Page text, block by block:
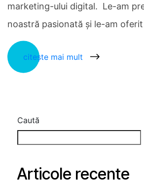
marketing-ului digital. Le-am
noastră pasionată și le-am
citește mai mult
Caută
Articole recente